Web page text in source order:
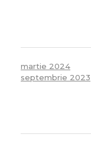
martie 2024
septembrie 2023